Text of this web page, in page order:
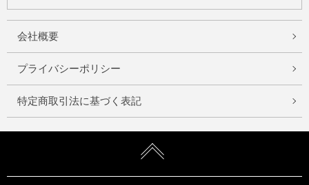
会社概要
プライバシーポリシー
特定商取引法に基づく表記